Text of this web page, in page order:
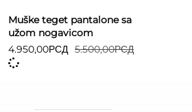
Muške teget pantalone sa
užom nogavicom
5.500,00РСД
4.950,00РСД